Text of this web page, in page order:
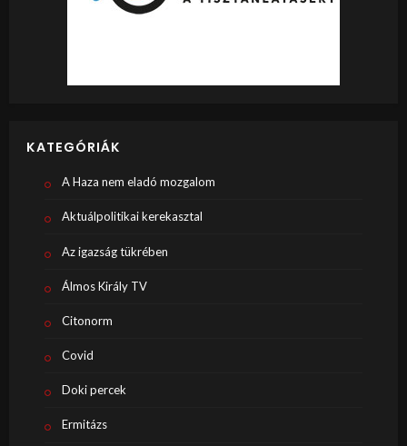
KATEGÓRIÁK
A Haza nem eladó mozgalom
Aktuálpolitikai kerekasztal
Az igazság tükrében
Álmos Király TV
Citonorm
Covid
Doki percek
Ermitázs